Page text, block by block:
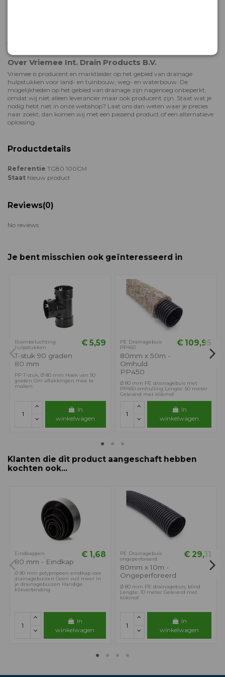
58 2880330
Over Vriemee Int. Drain Products B.V.
Vriemee is producent en marktleider op het gebied van drainage
hulpstukken voor land- en tuinbouw, weg- en waterbouw. De
mogelijkheden op het gebied van drainage zijn nagenoeg onbeperkt,
omdat wij niet alleen leverancier maar ook producent zijn. Staat wat je
nodig hebt niet in onze webshop? Laat ons dan weten waar je precies
naar zoekt, dan komen wij met een passend product of een alternatieve
oplossing.
Productdetails
Referentie TG80 100CM
Staat Nieuw product
Reviews(0)
No reviews
Je bent misschien ook geïnteresseerd in
Boombeluchting
hulpstukken
T-stuk 90 graden
80 mm
€ 5,59
PP T-stuk, Ø 80 mm Hoek van 90
graden Om aftakkingen mee te
maken
In
winkelwagen
PE Drainagebuis
PP450
80mm x 50m -
Omhuld
PP450
€ 109,95
Ø 80 mm PE drainagebuis met
PP450 omhulling Lengte: 50 meter
Geleverd met klikmof
In
winkelwagen
Klanten die dit product aangeschaft hebben
kochten ook...
Eindkappen
80 mm - Eindkap
€ 1,68
Ø 80 mm polypropeen eindkap voor
drainagebuizen Geen vuil meer in
je drainagebuizen Handige
klikverbinding
In
winkelwagen
PE Drainagebuis
ongeperforeerd
80mm x 10m -
Ongeperforeerd
€ 29,11
Ø 80 mm PE drainagebuis, blind
Lengte: 10 meter Geleverd met
klikmof
In
winkelwagen